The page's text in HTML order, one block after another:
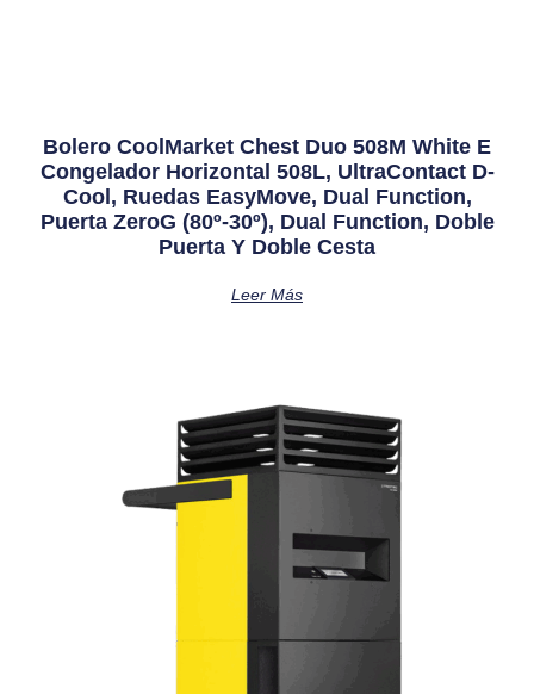
Bolero CoolMarket Chest Duo 508M White E
Congelador Horizontal 508L, UltraContact D-
Cool, Ruedas EasyMove, Dual Function,
Puerta ZeroG (80º-30º), Dual Function, Doble
Puerta Y Doble Cesta
Leer Más